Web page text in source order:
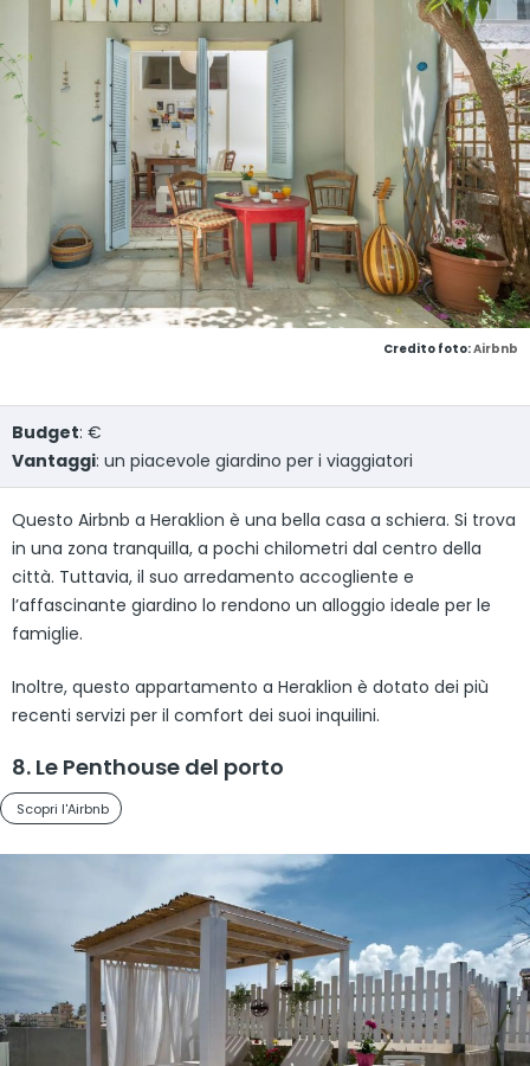
Credito foto:Airbnb
Budget: €
Vantaggi: un piacevole giardino per i viaggiatori
Questo Airbnb a Heraklion è una bella casa a schiera. Si trova
in una zona tranquilla, a pochi chilometri dal centro della
città. Tuttavia, il suo arredamento accogliente e
l’affascinante giardino lo rendono un alloggio ideale per le
famiglie.
Inoltre, questo appartamento a Heraklion è dotato dei più
recenti servizi per il comfort dei suoi inquilini.
8. Le Penthouse del porto
Scopri l'Airbnb